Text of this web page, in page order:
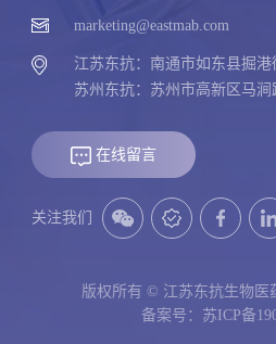
marketing@eastmab.com
江苏东抗：南通市如东县掘港
苏州东抗：苏州市高新区马涧
在线留言
关注我们
版权所有 © 江苏东抗生物
备案号：苏ICP备